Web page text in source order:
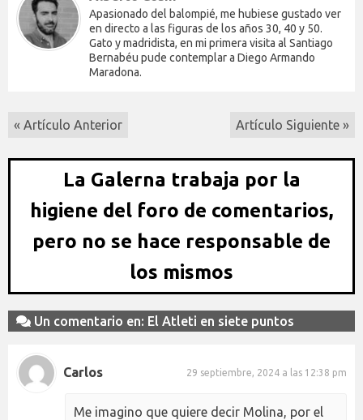
Apasionado del balompié, me hubiese gustado ver
en directo a las figuras de los años 30, 40 y 50.
Gato y madridista, en mi primera visita al Santiago
Bernabéu pude contemplar a Diego Armando
Maradona.
« Artículo Anterior Artículo Siguiente »
La Galerna trabaja por la
higiene del foro de comentarios,
pero no se hace responsable de
los mismos
Un comentario en: El Atleti en siete puntos
Carlos 29 septiembre, 2024 a las 12:38 pm
Me imagino que quiere decir Molina, por el